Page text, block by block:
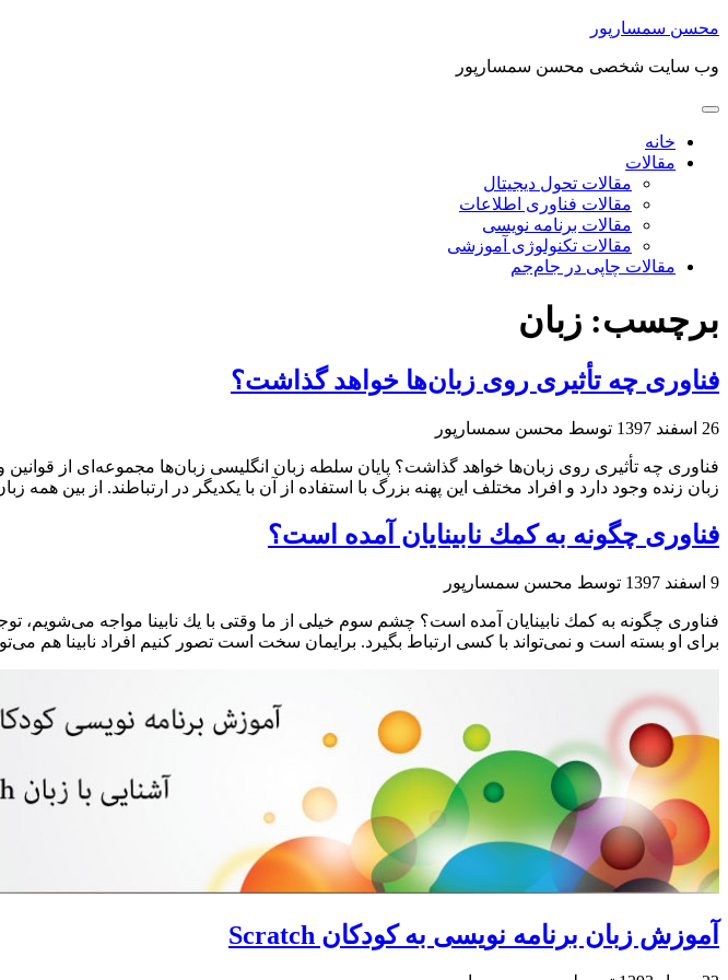
محسن سمسارپور
وب سایت شخصی محسن سمسارپور
خانه
مقالات
مقالات تحول دیجیتال
مقالات فناوری اطلاعات
مقالات برنامه نویسی
مقالات تکنولوژی آموزشی
مقالات چاپی در جام‌جم
برچسب: زبان
فناوری چه تأثیری روی زبان‌ها خواهد گذاشت؟
26 اسفند 1397 توسط محسن سمسارپور
زبان زنده وجود دارد و افراد مختلف این پهنه بزرگ با استفاده از آن با یكدیگر در ارتباطند. از بین همه
فناوری چگونه به كمك نابینایان آمده است؟
9 اسفند 1397 توسط محسن سمسارپور
فناوری چگونه به كمك نابینایان آمده است؟ چشم سوم خیلی از ما وقتی با یك نابینا مواجه
برای او بسته است و نمی‌تواند با كسی ارتباط بگیرد. برایمان سخت است تصور كنیم افراد نابینا هم
آموزش زبان برنامه نویسی به کودکان Scratch